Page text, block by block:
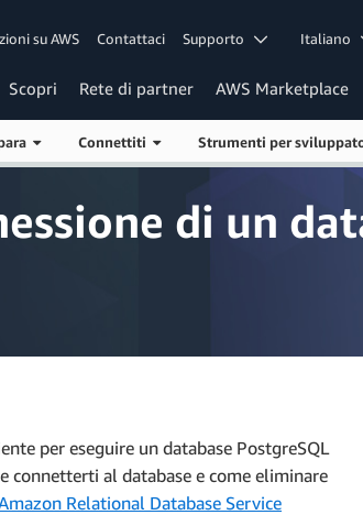
su AWS Contattaci Supporto Italiano
Scopri Rete di partner AWS Marketplace
Connettiti Strumenti per
di un
per eseguire un database PostgreSQL
connetterti al database e come eliminare
Relational Database Service